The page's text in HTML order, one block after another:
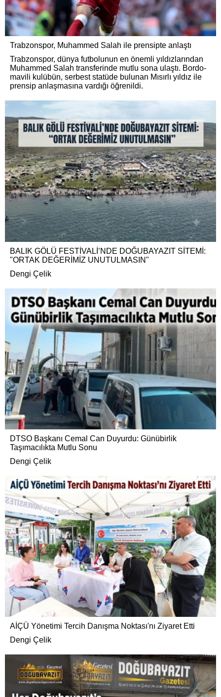
Trabzonspor, Muhammed Salah ile prensipte anlaştı
Trabzonspor, dünya futbolunun en önemli yıldızlarından
Muhammed Salah transferinde mutlu sona ulaştı. Bordo-
mavili kulübün, serbest statüde bulunan Mısırlı yıldız ile
prensip anlaşmasına vardığı öğrenildi.
BALIK GÖLÜ FESTİVALİ’NDE DOĞUBAYAZIT SİTEMİ:
"ORTAK DEĞERİMİZ UNUTULMASIN"
Dengi Çelik
DTSO Başkanı Cemal Can Duyurdu: Günübirlik
Taşımacılıkta Mutlu Sonu
Dengi Çelik
AİÇÜ Yönetimi Tercih Danışma Noktası'nı Ziyaret Etti
Dengi Çelik